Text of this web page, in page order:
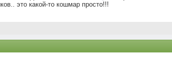
это какой-то кошмар просто!!!